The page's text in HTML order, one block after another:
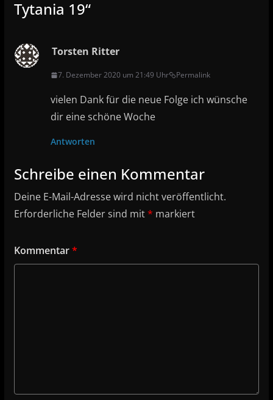
Tytania 19“
Torsten Ritter
7. Dezember 2020 um 21:49 Uhr Permalink
vielen Dank für die neue Folge ich wünsche
dir eine schöne Woche
Antworten
Schreibe einen Kommentar
Deine E-Mail-Adresse wird nicht veröffentlicht.
Erforderliche Felder sind mit* markiert
Kommentar*